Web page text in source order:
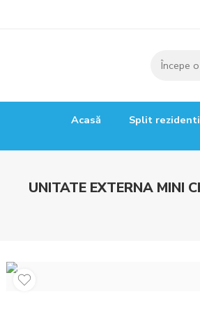
Acasă Split
UNITATE EXTERNA MINI